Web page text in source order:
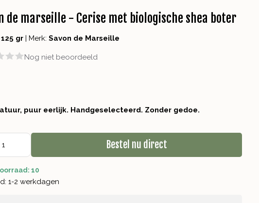
de marseille - Cerise met biologische shea boter
125 gr Merk:Savon de Marseille
Nog niet beoordeeld
puur eerlijk. Handgeselecteerd. Zonder gedoe.
Bestel nu direct
10
1-2 werkdagen